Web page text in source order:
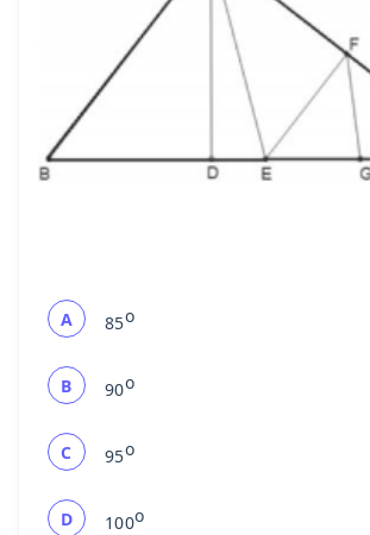
A 85o
B 90o
C 95o
D 100o